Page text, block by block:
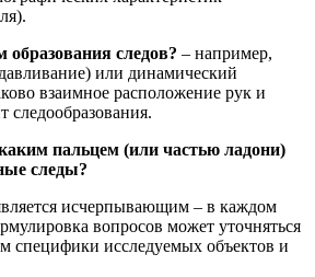
образования следов? – например,
или динамический
взаимное расположение рук и
следообразования.
пальцем (или частью ладони)
следы?
исчерпывающим – в каждом
вопросов может уточняться
специфики исследуемых объектов и